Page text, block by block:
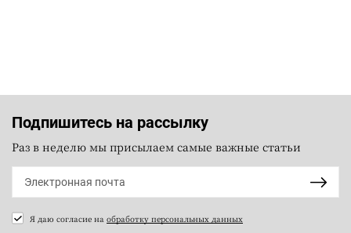
Подпишитесь на рассылку
Раз в неделю мы присылаем самые важные статьи
Я даю согласие на обработку персональных данных